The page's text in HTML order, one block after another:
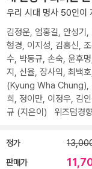
우리 시대 명사 50인이
김정운, 엄홍길, 안성기 ,
형경, 이지성, 김홍신,
수, 박동규, 손숙, 윤후명
지 , 신율, 장사익, 최백호
(Kyung Wha Chung),
희 , 정이만, 이정우, 김
규 (지은이) 위즈덤경향
정가
판매가